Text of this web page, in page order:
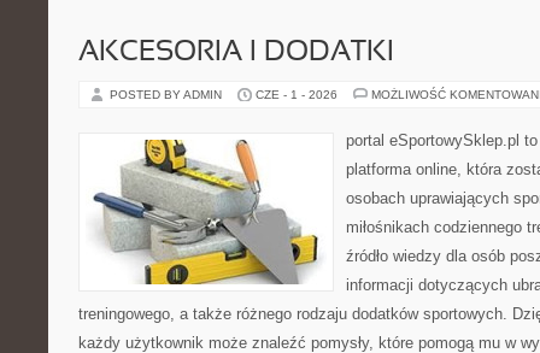
AKCESORIA I DODATKI
POSTED BY ADMIN CZE - 1 - 2026 MOŻLIWOŚĆ
portal eSportowySklep.pl
platforma online, która
osobach uprawiających
miłośnikach codziennego
źródło wiedzy dla osób
informacji dotyczących
treningowego, a także różnego rodzaju dodatków sportowych.
każdy użytkownik może znaleźć pomysły, które pomogą mu w